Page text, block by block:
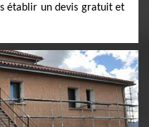
établir un devis gratuit et